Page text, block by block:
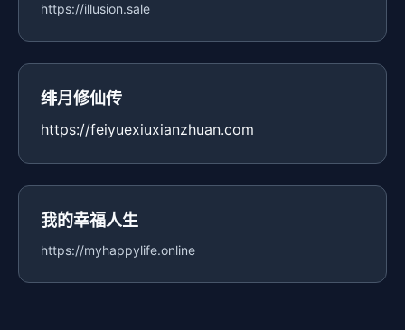
https://illusion.sale
绯月修仙传
https://feiyuexiuxianzhuan.com
我的幸福人生
https://myhappylife.online